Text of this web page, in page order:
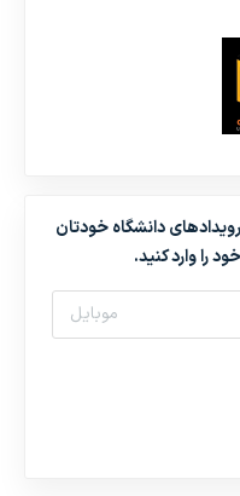
دانشگاه خودتان
را وارد کنید.